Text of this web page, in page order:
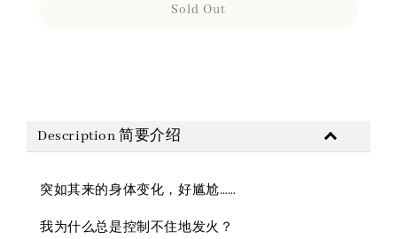
Sold Out
Description 简要介绍
突如其来的身体变化，好尴尬……
我为什么总是控制不住地发火？